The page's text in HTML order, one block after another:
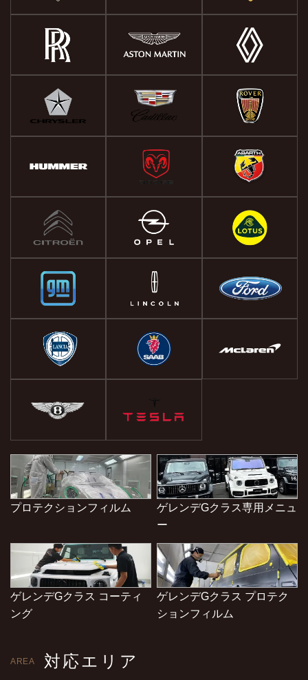
プロテクションフィルム
ゲレンデGクラス専用メニュ
ー
ゲレンデGクラス コーティ
ング
ゲレンデGクラス プロテク
ションフィルム
AREA 対応エリア